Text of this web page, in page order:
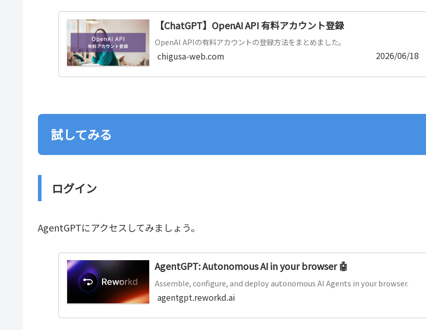
【ChatGPT】OpenAI API 有料アカウント登録
OpenAI APIの有料アカウントの登録方法をまとめました。
chigusa-web.com 2026/06/18
試してみる
ログイン
AgentGPTにアクセスしてみましょう。
AgentGPT: Autonomous AI in your browser 🤖
Assemble, configure, and deploy autonomous AI Agents in your browser.
agentgpt.reworkd.ai